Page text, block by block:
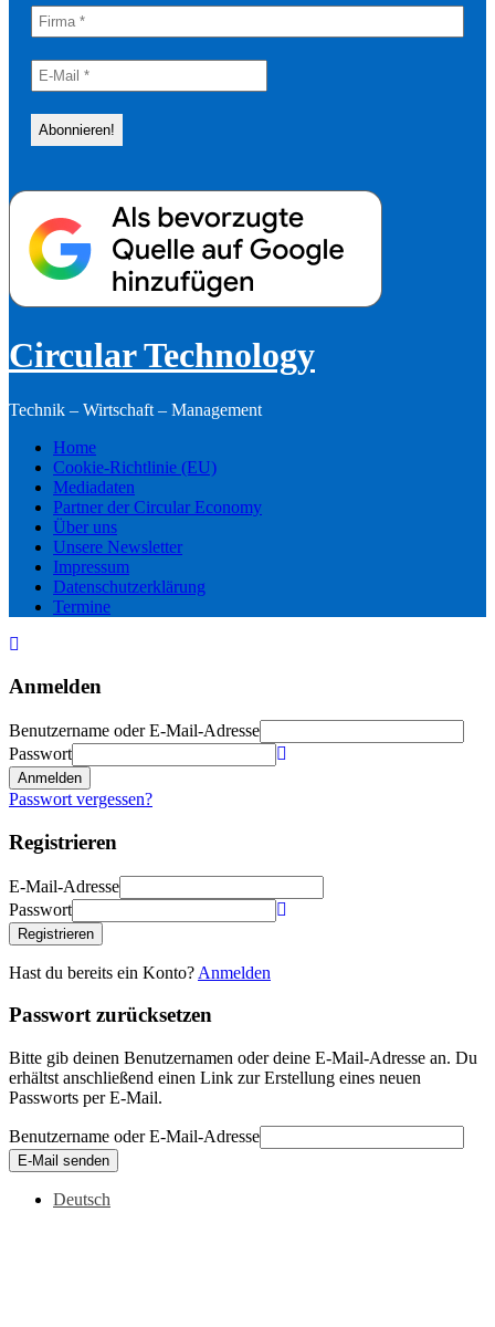
Circular Technology
Technik – Wirtschaft – Management
Home
Cookie-Richtlinie (EU)
Mediadaten
Partner der Circular Economy
Über uns
Unsere Newsletter
Impressum
Datenschutzerklärung
Termine
Anmelden
Benutzername oder E-Mail-Adresse
Passwort
Anmelden
Passwort vergessen?
Registrieren
E-Mail-Adresse
Passwort
Registrieren
Hast du bereits ein Konto? Anmelden
Passwort zurücksetzen
Bitte gib deinen Benutzernamen oder deine E-Mail-Adresse an. Du
erhältst anschließend einen Link zur Erstellung eines neuen
Passworts per E-Mail.
Benutzername oder E-Mail-Adresse
E-Mail senden
Deutsch